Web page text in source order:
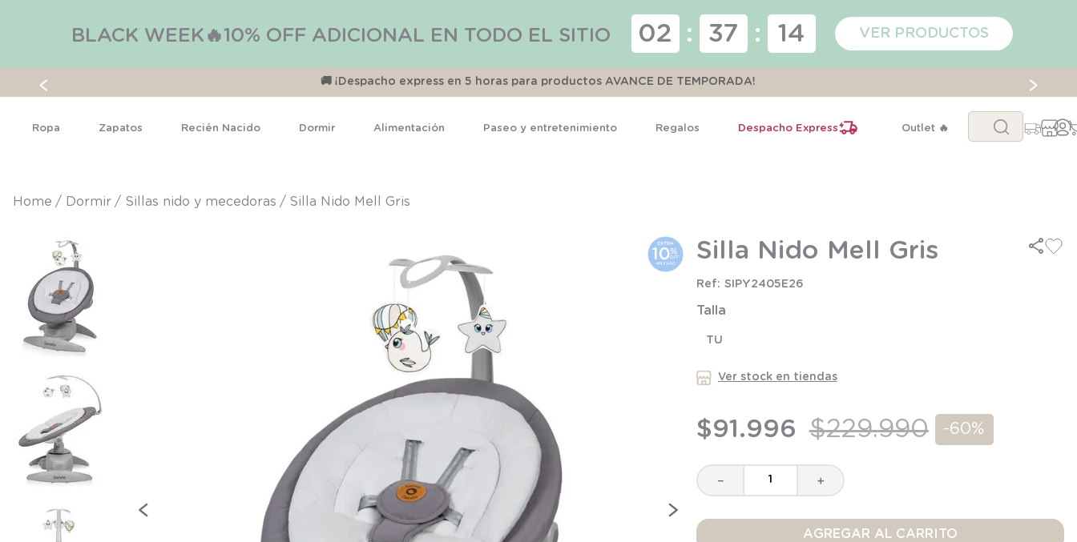
BLACK WEEK🔥10% OFF ADICIONAL EN TODO EL SITIO 02 : 37 : 14 VER PRODUCTOS
🚚 ¡Despacho express en 5 horas para productos AVANCE DE TEMPORADA!
Ropa Zapatos Recién Nacido Dormir Alimentación Paseo y entretenimiento Regalos Despacho Express Outlet 🔥
Buscar...
dormir sillas nido y mecedoras Silla Nido Mell Gris
Silla Nido Mell Gris
SIPY2405E26
Talla
TU
Ver stock en tiendas
$91.996 $229.990 -60%
＋
－
AGREGAR AL CARRITO
saco dormir
saco
zapatillas niño